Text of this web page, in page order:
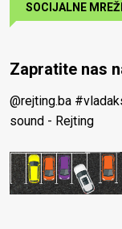
SOCIJALNE
Zapratite nas
@rejting.ba
sound - Rejting